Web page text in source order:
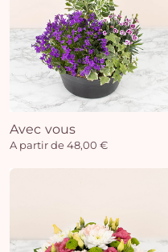
Avec vous
A partir de 48,00 €